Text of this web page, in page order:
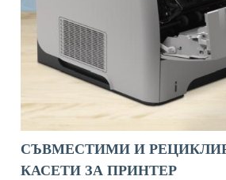
СЪВМЕСТИМИ И
КАСЕТИ ЗА ПРИНТЕР